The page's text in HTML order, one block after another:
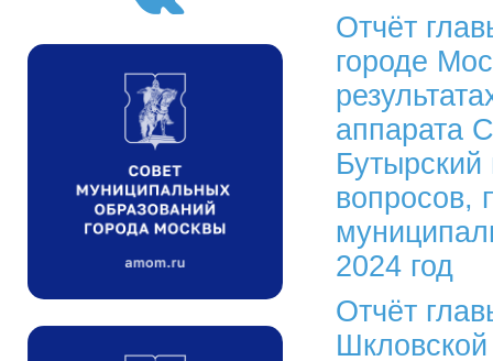
Отчёт
городе
аппарата
вопросов,
2024 год
Отчёт